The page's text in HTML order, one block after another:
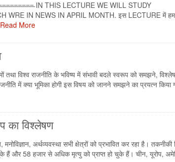
IN THIS LECTURE WE WILL STUDY
IN NEWS IN APRIL MONTH. इस LECTURE में हम
Read More
तथा विश्व राजनीति के भविष्य में संभावी बदले स्वरूप को समझने,
में क्या भूमिका होगी इस विषय को जानने समझने का प्रयत्न किया
का विश्लेषण
अर्थव्यवस्था सभी क्षेत्रों को प्रभावित कर रहा है।
हैं और 58 हजार से अधिक मृत्यु को प्राप्त हो चुके हैं। चीन, यूरोप,